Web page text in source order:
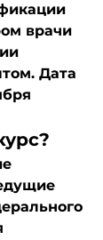
врачи
Дата